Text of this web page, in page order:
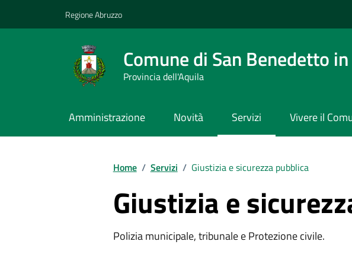
Regione Abruzzo
Comune di San Benedetto
Provincia dell'Aquila
Amministrazione Novità Servizi Vivere il
Home / Servizi / Giustizia e sicurezza pubblica
Giustizia e
Polizia municipale, tribunale e Protezione civile.